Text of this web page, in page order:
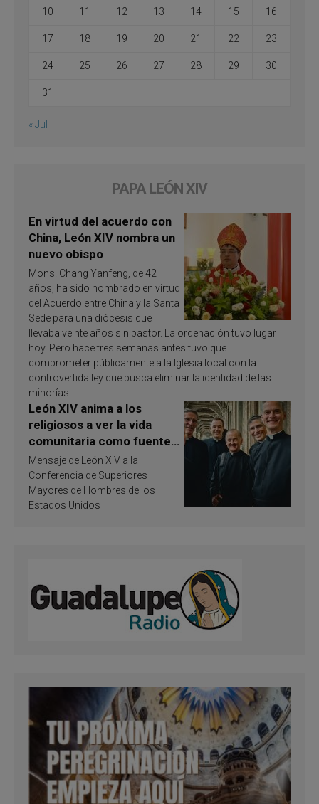
10 11 12 13 14 15 16
17 18 19 20 21 22 23
24 25 26 27 28 29 30
31
« Jul
PAPA LEÓN XIV
En virtud del acuerdo con
China, León XIV nombra un
nuevo obispo
Mons. Chang Yanfeng, de 42
años, ha sido nombrado en virtud
del Acuerdo entre China y la Santa
Sede para una diócesis que
llevaba veinte años sin pastor. La ordenación tuvo lugar
hoy. Pero hace tres semanas antes tuvo que
comprometer públicamente a la Iglesia local con la
controvertida ley que busca eliminar la identidad de las
minorías.
León XIV anima a los
religiosos a ver la vida
comunitaria como fuente
de inspiración y
santificación
Mensaje de León XIV a la
Conferencia de Superiores
Mayores de Hombres de los
Estados Unidos